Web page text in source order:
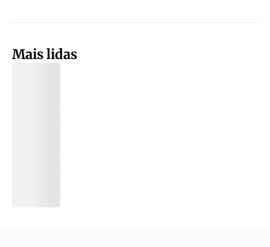
Mais lidas